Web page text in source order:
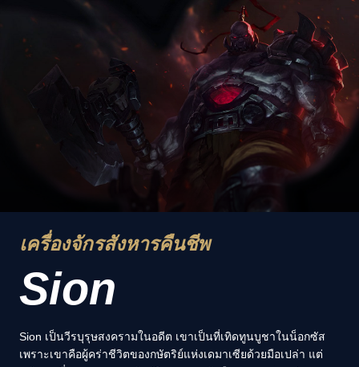
เครื่องจักรสังหารคืนชีพ
Sion
Sion เป็นวีรบุรุษสงครามในอดีต เขาเป็นที่เทิดทูนบูชาในน็อกซัส
เพราะเขาคือผู้คร่าชีวิตของกษัตริย์แห่งเดมาเซียด้วยมือเปล่า แต่